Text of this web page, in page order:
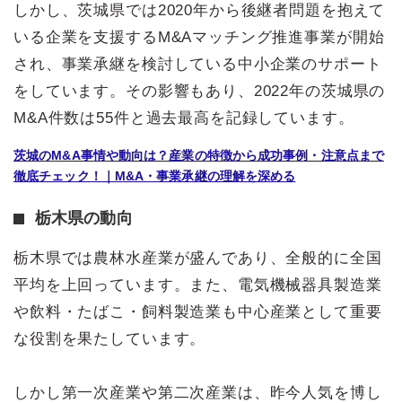
しかし、茨城県では2020年から後継者問題を抱えて
いる企業を支援するM&Aマッチング推進事業が開始
され、事業承継を検討している中小企業のサポート
をしています。その影響もあり、2022年の茨城県の
M&A件数は55件と過去最高を記録しています。
茨城のM&A事情や動向は？産業の特徴から成功事例・注意点まで
徹底チェック！｜M&A・事業承継の理解を深める
栃木県の動向
栃木県では農林水産業が盛んであり、全般的に全国
平均を上回っています。また、電気機械器具製造業
や飲料・たばこ・飼料製造業も中心産業として重要
な役割を果たしています。
しかし第一次産業や第二次産業は、昨今人気を博し